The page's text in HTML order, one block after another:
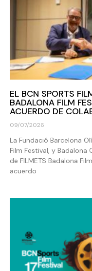
EL BCN SPORTS
BADALONA FILM
ACUERDO DE
09/07/2026
La Fundació Barcelona
Film Festival, y
de FILMETS Badalona
acuerdo